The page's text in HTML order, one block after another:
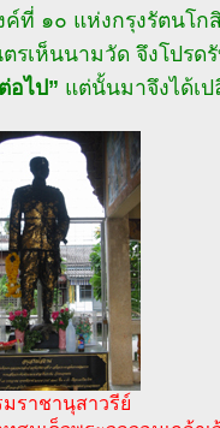
ค์ที่ ๑๐ แห่งกรุงรัตนโ
ตรเห็นนามวัด จึงโปรด
อไป” แต่นั้นมาจึงได้เ
ราชานุสาวรีย์